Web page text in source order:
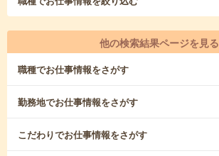
他の検索結果ページを見る
職種でお仕事情報をさがす
勤務地でお仕事情報をさがす
こだわりでお仕事情報をさがす